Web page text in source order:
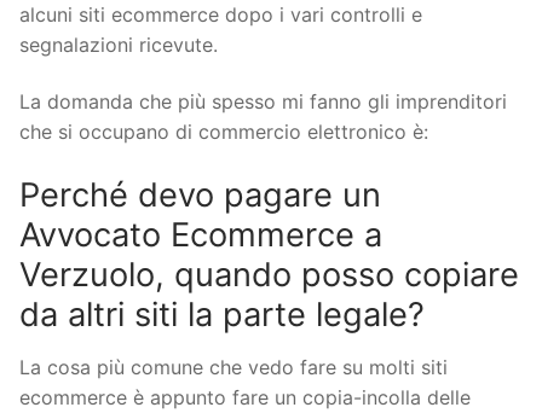
alcuni siti ecommerce dopo i vari controlli e
segnalazioni ricevute.
La domanda che più spesso mi fanno gli imprenditori
che si occupano di commercio elettronico è:
Perché devo pagare un
Avvocato Ecommerce a
Verzuolo, quando posso copiare
da altri siti la parte legale?
La cosa più comune che vedo fare su molti siti
ecommerce è appunto fare un copia-incolla delle